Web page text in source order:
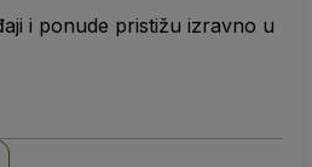
i ponude pristižu izravno u